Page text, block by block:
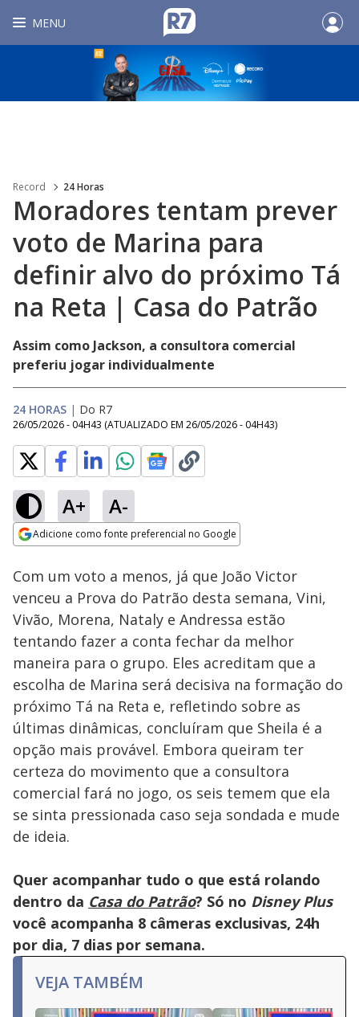
MENU
Record 24 Horas
Moradores tentam prever
voto de Marina para
definir alvo do próximo Tá
na Reta | Casa do Patrão
Assim como Jackson, a consultora comercial
preferiu jogar individualmente
24 HORAS | Do R7
26/05/2026 - 04H43 (ATUALIZADO EM 26/05/2026 - 04H43)
A+ A-
Adicione como fonte preferencial no Google
Ativar
Loaded:
8.66%
Com um voto a menos, já que João Victor
venceu a Prova do Patrão desta semana, Vini,
Vivão, Morena, Nataly e Andressa estão
tentando fazer a conta fechar da melhor
maneira para o grupo. Eles acreditam que a
escolha de Marina será decisiva na formação do
próximo Tá na Reta e, refletindo sobre as
últimas dinâmicas, concluíram que Sheila é a
opção mais provável. Embora queiram ter
certeza do movimento que a consultora
comercial fará no jogo, os seis temem que ela
se sinta pressionada caso seja sondada e mude
de ideia.
Quer acompanhar tudo o que está rolando
dentro da Casa do Patrão? Só no Disney Plus
você acompanha 8 câmeras exclusivas, 24h
por dia, 7 dias por semana.
VEJA TAMBÉM